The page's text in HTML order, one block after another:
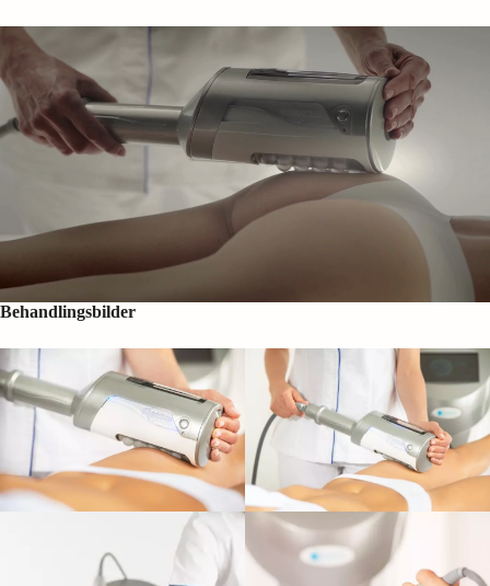
Behandlingsbilder